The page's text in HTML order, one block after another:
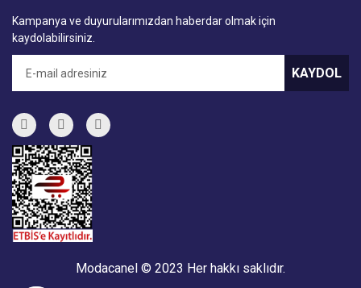
Kampanya ve duyurularımızdan haberdar olmak için
kaydolabilirsiniz.
KAYDOL
Modacanel © 2023 Her hakkı saklıdır.